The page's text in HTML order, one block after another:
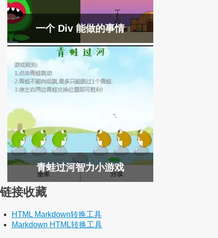
一个 Div 能做的事情
青蛙过河智力小游戏
链接收藏
HTML Markdown转换工具
Markdown HTML转换工具